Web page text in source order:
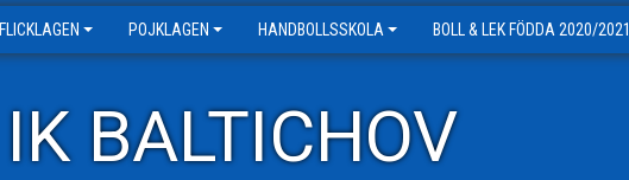
FLICKLAGEN POJKLAGEN HANDBOLLSSKOLA BOLL & LEK FÖDDA 2020/2021
IK BALTICHOV